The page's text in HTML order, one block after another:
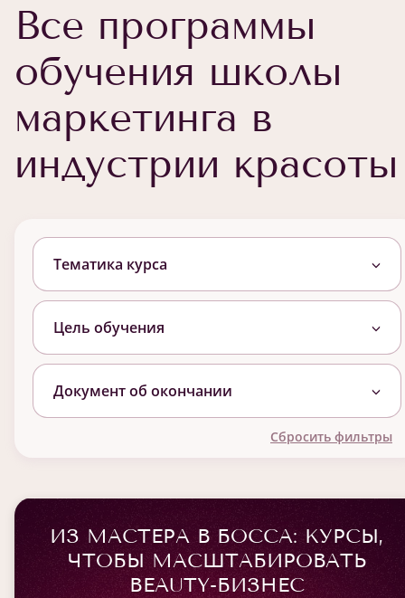
Все программы
обучения школы
маркетинга в
индустрии красоты
Тематика курса
Цель обучения
Документ об окончании
Сбросить фильтры
ИЗ МАСТЕРА В БОССА: КУРСЫ,
ЧТОБЫ МАСШТАБИРОВАТЬ
BEAUTY-БИЗНЕС